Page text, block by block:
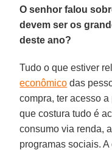
O senhor falou
devem ser os
deste ano?
Tudo o que estiver
econômico das
compra, ter acesso
que costura tudo é
consumo via renda,
programas sociais.